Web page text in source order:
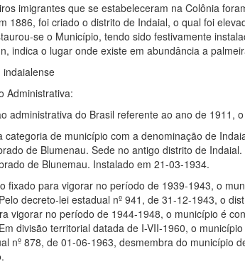
imigrantes que se estabeleceram na Colônia
1886, foi criado o distrito de Indaial, o qual foi
se o Município, tendo sido festivamente
indica o lugar onde existe em abundância a
indaialense
Administrativa:
administrativa do Brasil referente ao ano de 1911,
categoria de município com a denominação de
de Blumenau. Sede no antigo distrito de
de Blunemau. Instalado em 21-03-1934.
fixado para vigorar no período de 1939-1943, o
decreto-lei estadual nº 941, de 31-12-1943, o
vigorar no período de 1944-1948, o município é
divisão territorial datada de I-VII-1960, o
nº 878, de 01-06-1963, desmembra do município